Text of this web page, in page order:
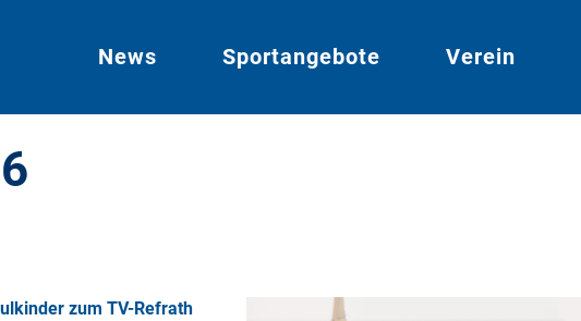
News Sportangebote Verein
zum TV-Refrath